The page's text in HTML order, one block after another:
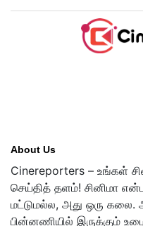
About Us
Cinereporters – உங்கள்
செய்தித் தளம்! சினிமா
மட்டுமல்ல, அது ஒரு
பின்னணியில் இருக்கும்